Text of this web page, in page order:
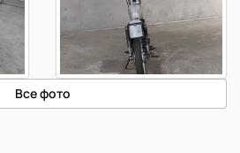
Все фото